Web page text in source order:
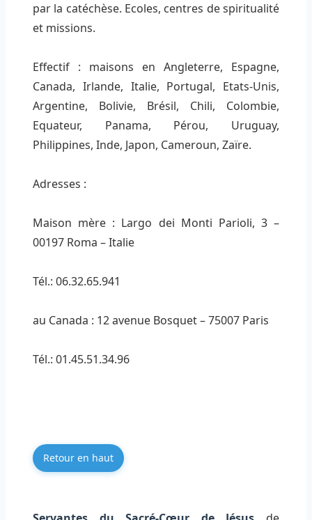
par la catéchèse. Ecoles, centres de spiritualité
et missions.
Effectif : maisons en Angleterre, Espagne,
Canada, Irlande, Italie, Portugal, Etats-Unis,
Argentine, Bolivie, Brésil, Chili, Colombie,
Equateur, Panama, Pérou, Uruguay,
Philippines, Inde, Japon, Cameroun, Zaïre.
Adresses :
Maison mère : Largo dei Monti Parioli, 3 –
00197 Roma – Italie
Tél.: 06.32.65.941
au Canada : 12 avenue Bosquet – 75007 Paris
Tél.: 01.45.51.34.96
Retour en haut